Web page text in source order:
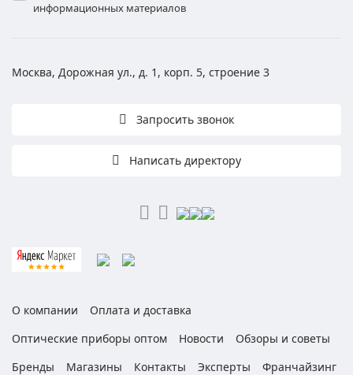
информационных материалов
Москва, Дорожная ул., д. 1, корп. 5, строение 3
Запросить звонок
Написать директору
О компании
Оплата и доставка
Оптические приборы оптом
Новости
Обзоры и советы
Бренды
Магазины Контакты Эксперты
Франчайзинг